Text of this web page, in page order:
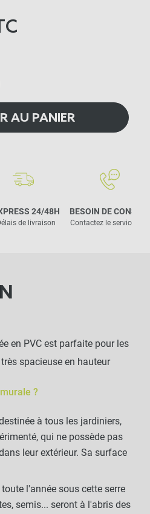
AU PANIER
24/48H
de livraison
BESOIN DE CONSEIL
Contactez le service
en PVC est parfaite pour les
spacieuse en hauteur
?
à tous les jardiniers,
qui ne possède pas
leur extérieur. Sa surface
l'année sous cette serre
semis... seront à l'abris des